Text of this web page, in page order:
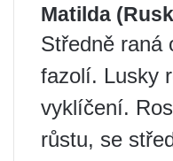
Matilda
Středně raná
fazolí. Lusky
vyklíčení.
růstu, se